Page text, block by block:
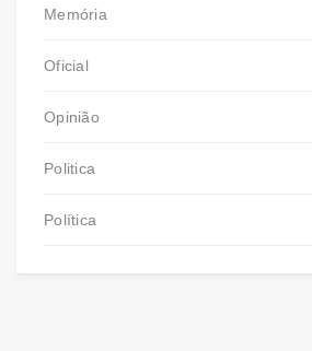
Memória
Oficial
Opinião
Politica
Política